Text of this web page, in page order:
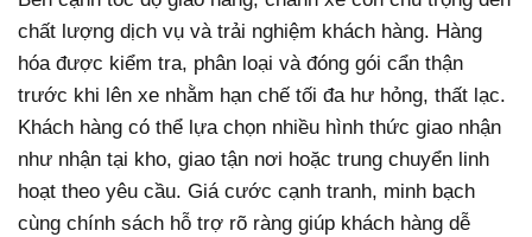
chất lượng dịch vụ và trải nghiệm khách hàng. Hàng
hóa được kiểm tra, phân loại và đóng gói cẩn thận
trước khi lên xe nhằm hạn chế tối đa hư hỏng, thất lạc.
Khách hàng có thể lựa chọn nhiều hình thức giao nhận
như nhận tại kho, giao tận nơi hoặc trung chuyển linh
hoạt theo yêu cầu. Giá cước cạnh tranh, minh bạch
cùng chính sách hỗ trợ rõ ràng giúp khách hàng dễ